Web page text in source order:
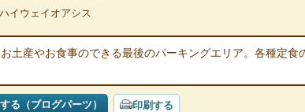
イウェイオアシス
土産やお食事のできる最後のパーキングエリア。各種定食
る（ブログパーツ） 印刷する